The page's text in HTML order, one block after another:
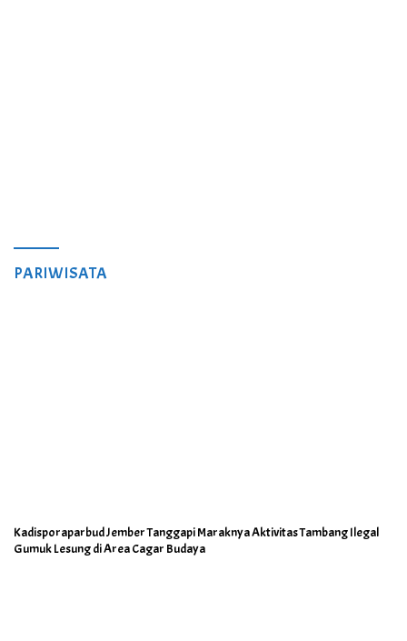
PARIWISATA
Kadisporaparbud Jember Tanggapi Maraknya Aktivitas Tambang Ilegal
Gumuk Lesung di Area Cagar Budaya